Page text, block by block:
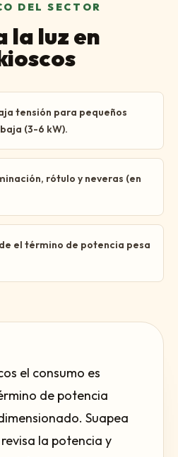
DEL SECTOR
la luz en
tensión para pequeños
(3-6 kW).
rótulo y neveras (en
el término de potencia pesa
el consumo es
de potencia
Suapea
la potencia y